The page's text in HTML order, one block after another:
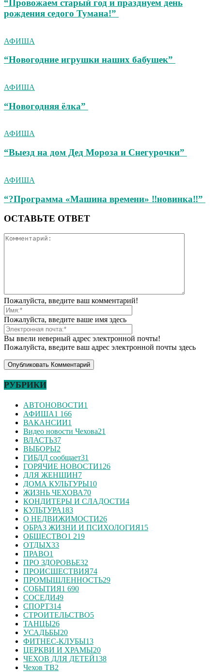
“Провожаем старый год и празднуем день
рождения седого Тумана!”
АФИША
“Новогодние игрушки наших бабушек”
АФИША
“Новогодняя ёлка”
АФИША
“Выезд на дом Дед Мороза и Снегурочки”
АФИША
“?Программа «Машина времени» ‼новинка‼”
ОСТАВЬТЕ ОТВЕТ
Пожалуйста, введите ваш комментарий!
Пожалуйста, введите ваше имя здесь
Вы ввели неверный адрес электронной почты!
Пожалуйста, введите ваш адрес электронной почты здесь
РУБРИКИ
АВТОНОВОСТИ1
АФИША1 166
ВАКАНСИИ1
Видео новости Чехова21
ВЛАСТЬ37
ВЫБОРЫ2
ГИБДД сообщает31
ГОРЯЧИЕ НОВОСТИ126
ДЛЯ ЖЕНЩИН7
ДОМА КУЛЬТУРЫ10
ЖИЗНЬ ЧЕХОВА70
КОНДИТЕРЫ И СЛАДОСТИ4
КУЛЬТУРА183
О НЕДВИЖИМОСТИ26
ОБРАЗ ЖИЗНИ И ПСИХОЛОГИЯ15
ОБЩЕСТВО1 219
ОТДЫХ33
ПРАВО1
ПРО ЗДОРОВЬЕ32
ПРОИСШЕСТВИЯ74
ПРОМЫШЛЕННОСТЬ29
СОБЫТИЯ1 690
СОСЕДИ49
СПОРТ314
СТРОИТЕЛЬСТВО5
ТАНЦЫ26
УСАДЬБЫ20
ФИТНЕС-КЛУБЫ13
ЦЕРКВИ И ХРАМЫ20
ЧЕХОВ ДЛЯ ДЕТЕЙ138
Чехов ТВ2